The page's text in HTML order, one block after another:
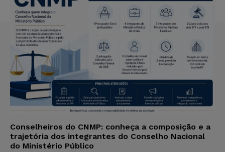
Conselheiros do CNMP: conheça a composição e a
trajetória dos integrantes do Conselho Nacional
do Ministério Público